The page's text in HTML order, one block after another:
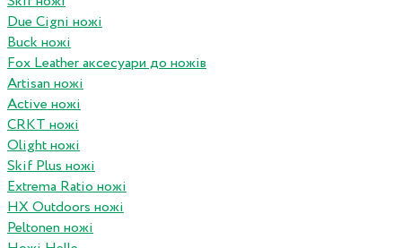
Due Cigni ножі
Buck ножі
Fox Leather аксесуари до ножів
Artisan ножі
Active ножі
CRKT ножі
Olight ножі
Skif Plus ножі
Extrema Ratio ножі
HX Outdoors ножі
Peltonen ножі